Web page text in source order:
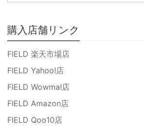
購入店舗リンク
FIELD 楽天市場店
FIELD Yahoo!店
FIELD Wowma!店
FIELD Amazon店
FIELD Qoo10店